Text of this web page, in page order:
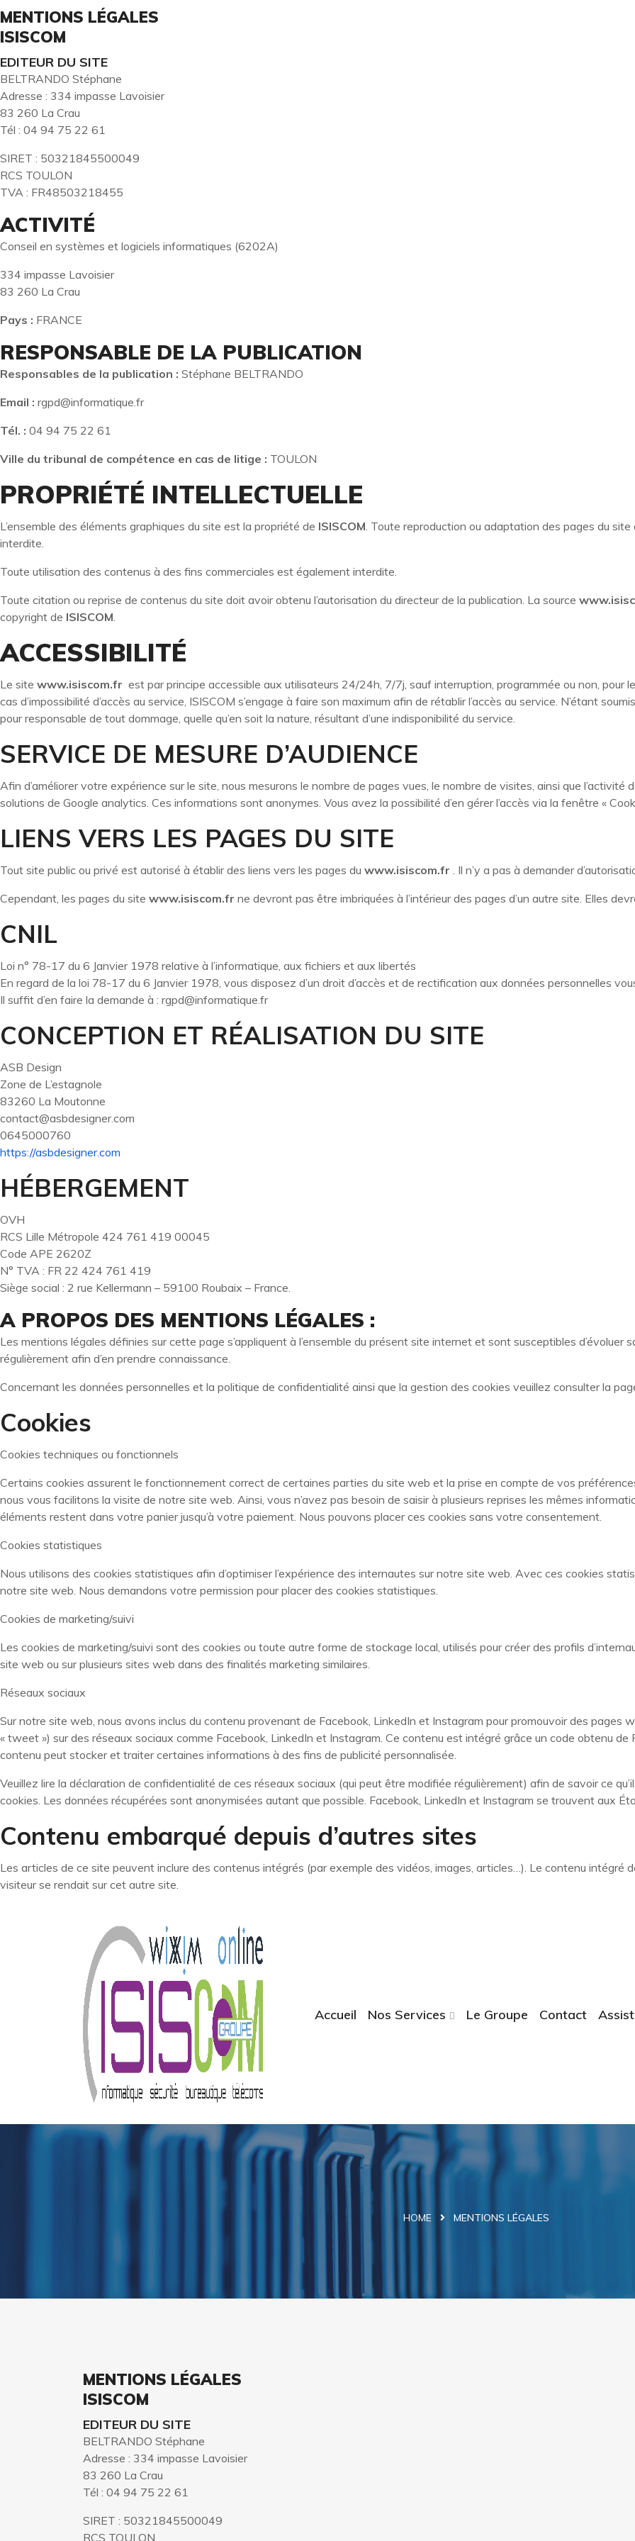
MENTIONS LÉGALES
ISISCOM
EDITEUR DU SITE
BELTRANDO Stéphane
Adresse : 334 impasse Lavoisier
83 260 La Crau
Tél : 04 94 75 22 61
SIRET : 50321845500049
RCS TOULON
TVA : FR48503218455
ACTIVITÉ
Conseil en systèmes et logiciels informatiques (6202A)
334 impasse Lavoisier
83 260 La Crau
Pays : FRANCE
RESPONSABLE DE LA PUBLICATION
Responsables de la publication : Stéphane BELTRANDO
Email : rgpd@informatique.fr
Tél. : 04 94 75 22 61
Ville du tribunal de compétence en cas de litige : TOULON
PROPRIÉTÉ INTELLECTUELLE
L’ensemble des éléments graphiques du site est la propriété de ISISCOM. Toute reproduction ou adaptation des pages du
interdite.
Toute utilisation des contenus à des fins commerciales est également interdite.
Toute citation ou reprise de contenus du site doit avoir obtenu l’autorisation du directeur de la publication. La source
copyright de ISISCOM.
ACCESSIBILITÉ
Le site www.isiscom.fr est par principe accessible aux utilisateurs 24/24h, 7/7j, sauf interruption, programmée ou non, pour
cas d’impossibilité d’accès au service, ISISCOM s’engage à faire son maximum afin de rétablir l’accès au service. N’étant
pour responsable de tout dommage, quelle qu’en soit la nature, résultant d’une indisponibilité du service.
SERVICE DE MESURE D’AUDIENCE
Afin d’améliorer votre expérience sur le site, nous mesurons le nombre de pages vues, le nombre de visites, ainsi que
solutions de Google analytics. Ces informations sont anonymes. Vous avez la possibilité d’en gérer l’accès via la fenêtre «
LIENS VERS LES PAGES DU SITE
Tout site public ou privé est autorisé à établir des liens vers les pages du www.isiscom.fr . Il n’y a pas à demander
Cependant, les pages du site www.isiscom.fr ne devront pas être imbriquées à l’intérieur des pages d’un autre site. Elles
CNIL
Loi n° 78-17 du 6 Janvier 1978 relative à l’informatique, aux fichiers et aux libertés
En regard de la loi 78-17 du 6 Janvier 1978, vous disposez d’un droit d’accès et de rectification aux données personnelles
Il suffit d’en faire la demande à : rgpd@informatique.fr
CONCEPTION ET RÉALISATION DU SITE
ASB Design
Zone de L’estagnole
83260 La Moutonne
contact@asbdesigner.com
0645000760
https://asbdesigner.com
HÉBERGEMENT
OVH
RCS Lille Métropole 424 761 419 00045
Code APE 2620Z
N° TVA : FR 22 424 761 419
Siège social : 2 rue Kellermann – 59100 Roubaix – France.
A PROPOS DES MENTIONS LÉGALES :
Les mentions légales définies sur cette page s’appliquent à l’ensemble du présent site internet et sont susceptibles d’évoluer
régulièrement afin d’en prendre connaissance.
Concernant les données personnelles et la politique de confidentialité ainsi que la gestion des cookies veuillez consulter la
Cookies
Cookies techniques ou fonctionnels
Certains cookies assurent le fonctionnement correct de certaines parties du site web et la prise en compte de vos
nous vous facilitons la visite de notre site web. Ainsi, vous n’avez pas besoin de saisir à plusieurs reprises les mêmes
éléments restent dans votre panier jusqu’à votre paiement. Nous pouvons placer ces cookies sans votre consentement.
Cookies statistiques
Nous utilisons des cookies statistiques afin d’optimiser l’expérience des internautes sur notre site web. Avec ces cookies
notre site web. Nous demandons votre permission pour placer des cookies statistiques.
Cookies de marketing/suivi
Les cookies de marketing/suivi sont des cookies ou toute autre forme de stockage local, utilisés pour créer des profils
site web ou sur plusieurs sites web dans des finalités marketing similaires.
Réseaux sociaux
Sur notre site web, nous avons inclus du contenu provenant de Facebook, LinkedIn et Instagram pour promouvoir des pages
« tweet ») sur des réseaux sociaux comme Facebook, LinkedIn et Instagram. Ce contenu est intégré grâce un code obtenu
contenu peut stocker et traiter certaines informations à des fins de publicité personnalisée.
Veuillez lire la déclaration de confidentialité de ces réseaux sociaux (qui peut être modifiée régulièrement) afin de savoir ce
cookies. Les données récupérées sont anonymisées autant que possible. Facebook, LinkedIn et Instagram se trouvent aux
Contenu embarqué depuis d’autres sites
Les articles de ce site peuvent inclure des contenus intégrés (par exemple des vidéos, images, articles…). Le contenu intégré
visiteur se rendait sur cet autre site.
Accueil Nos Services Le Groupe Contact
HOME MENTIONS LÉGALES
MENTIONS LÉGALES
ISISCOM
EDITEUR DU SITE
BELTRANDO Stéphane
Adresse : 334 impasse Lavoisier
83 260 La Crau
Tél : 04 94 75 22 61
SIRET : 50321845500049
RCS TOULON